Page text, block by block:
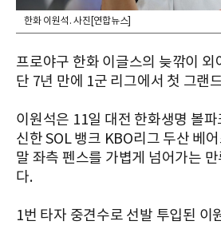
한화 이원석. 사진[연합뉴스]
프로야구 한화 이글스의 늦깎이
단 7년 만에 1군 리그에서 첫 그랜
이원석은 11일 대전 한화생명 볼
신한 SOL 뱅크 KBO리그 두산 베
말 좌측 펜스를 가볍게 넘어가는
다.
1번 타자 중견수로 선발 투입된 이